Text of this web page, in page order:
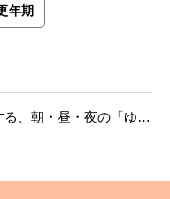
年期
、朝・昼・夜の「ゆる